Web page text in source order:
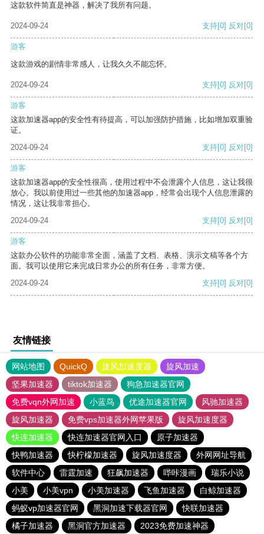
这款软件简直是神器，解决了我所有问题。
2024-09-24 支持[0] 反对[0]
游客
这款游戏的剧情非常感人，让我久久不能忘怀。
2024-09-24 支持[0] 反对[0]
游客
这款加速器app的安全性有待提高，可以加强防护措施，比如增加双重验
证。
2024-09-24
支持[0] 反对[0]
游客
这款加速器app的安全性很高，使用过程中不会泄露个人信息，这让我很
放心。我以前使用过一些其他的加速器app，经常会出现个人信息泄露的
情况，这让我非常担心。
2024-09-24
支持[0] 反对[0]
游客
这款办公软件的功能非常全面，涵盖了文档、表格、演示文稿等各个方
面。我可以使用它来完成日常办公的所有任务，非常方便。
2024-09-24
支持[0] 反对[0]
友情链接
网站地图 QuickQ 旋风加速度器
旋风加速
坚果加速器
tiktok加速器
狗急加速器官网
免费vqn外网加速
小蓝鸟 优途加速器官网
风驰加速器
旋风加速器
免费vps加速器外网苹果版
旋风加速度器
快连加速器
快连加速器官网入口
原子加速器
快鸭加速器
快柠檬加速器 旋风加速度器
外网网址导航
软件中心
雷霆加速 狂飙加速器 哔咔漫画
瑞乐小说
小美
小美vpn 小美加速器 飞鱼加速器
白鲸加速器
蚂蚁vp加速器官网
黑洞加速下载器官网
快联加速器
橘子加速器
黑洞官方加速器 2023免费加速神器